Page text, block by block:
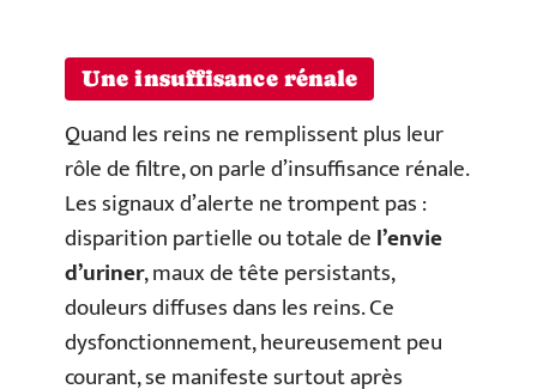
Une insuffisance rénale
Quand les reins ne remplissent plus leur
rôle de filtre, on parle d’insuffisance rénale.
Les signaux d’alerte ne trompent pas :
disparition partielle ou totale del’envie
d’uriner, maux de tête persistants,
douleurs diffuses dans les reins. Ce
dysfonctionnement, heureusement peu
courant, se manifeste surtout après